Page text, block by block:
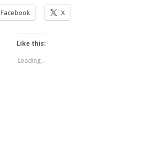
Facebook X
Like this:
Loading...